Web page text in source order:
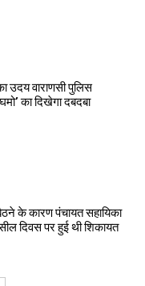
उदय वाराणसी पुलिस
का दिखेगा दबदबा
के कारण पंचायत सहायिका
दिवस पर हुई थी शिकायत